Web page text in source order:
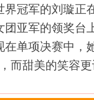
界冠军的刘璇
团亚军的领奖台
在单项决赛中，
而甜美的笑容